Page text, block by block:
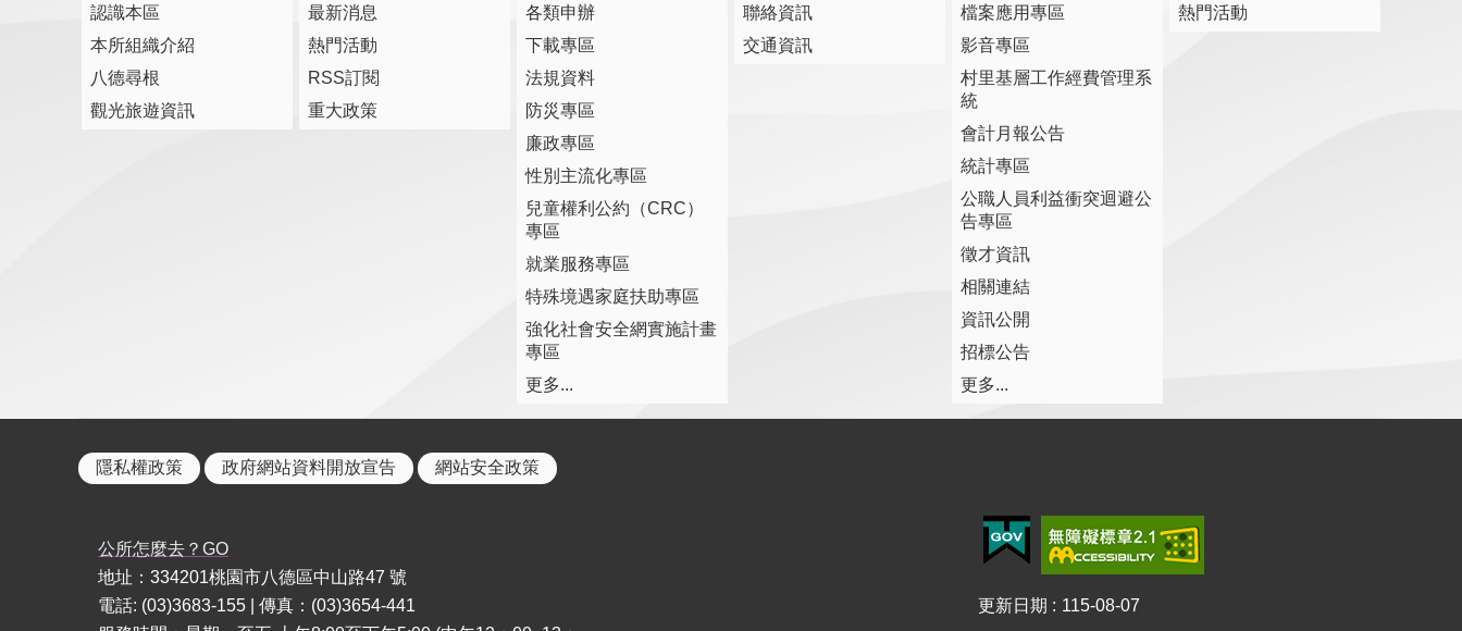
認識本區
本所組織介紹
八德尋根
觀光旅遊資訊
最新消息
熱門活動
RSS訂閱
重大政策
各類申辦
下載專區
法規資料
防災專區
廉政專區
性別主流化專區
兒童權利公約（CRC）
專區
就業服務專區
特殊境遇家庭扶助專區
強化社會安全網實施計畫
專區
更多...
聯絡資訊
交通資訊
檔案應用專區
影音專區
村里基層工作經費管理系
統
會計月報公告
統計專區
公職人員利益衝突迴避公
告專區
徵才資訊
相關連結
資訊公開
招標公告
更多...
熱門活動
隱私權政策 政府網站資料開放宣告 網站安全政策
公所怎麼去？GO
地址：334201桃園市八德區中山路47 號
電話: (03)3683-155 | 傳真：(03)3654-441
更新日期 115-08-07